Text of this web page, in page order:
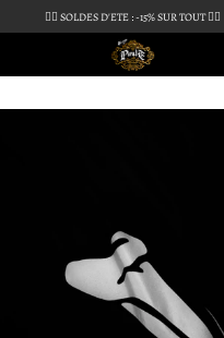
🏴‍☠️ SOLDES D'ETE : -15% SUR TOUT 🏴‍☠️